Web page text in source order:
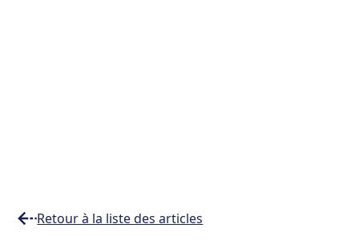
Retour à la liste des articles